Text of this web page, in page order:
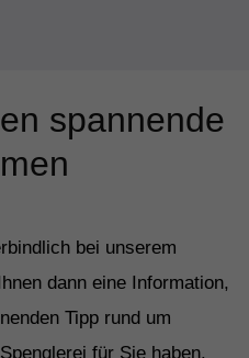
spannende
bei unserem
dann eine Information,
Tipp rund um
für Sie haben.